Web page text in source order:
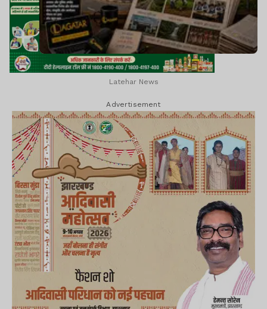
Latehar News
Advertisement